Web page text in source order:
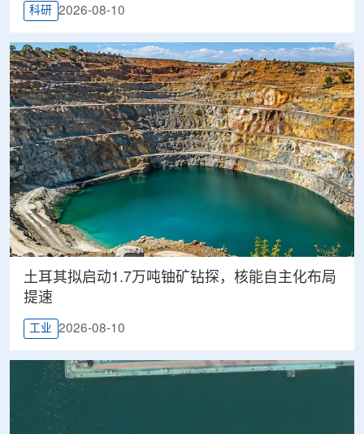
科研 2026-08-10
土耳其拟启动1.7万吨铀矿钻探，核能自主化布局
提速
工业 2026-08-10